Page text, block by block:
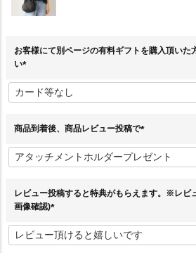
お客様にて別ページの有料ギフトを購入頂いた
い
必
須
商品到着後、商品レビュー投稿で
必
須
レビュー投稿すると特典がもらえます。※レビ
画像確認)
必
須